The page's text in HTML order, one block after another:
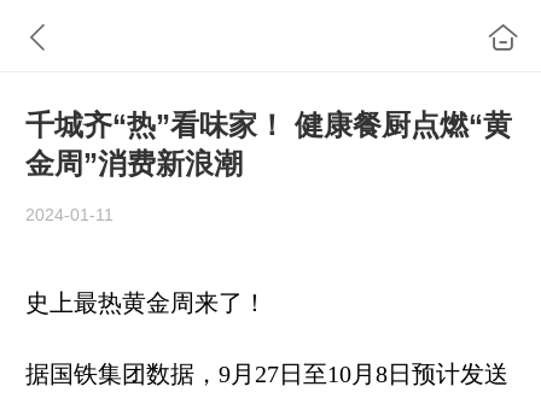
千城齐“热”看味家！ 健康餐厨点燃“黄
金周”消费新浪潮
2024-01-11
史上最热黄金周来了！
据国铁集团数据，9月27日至10月8日预计发送